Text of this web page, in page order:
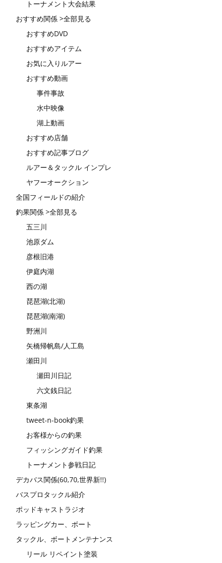
トーナメント大会結果
おすすめ関係 >全部見る
おすすめDVD
おすすめアイテム
お気に入りルアー
おすすめ動画
事件事故
水中映像
湖上動画
おすすめ店舗
おすすめ記事ブログ
ルアー＆タックル インプレ
ヤフーオークション
全国フィールドの紹介
釣果関係 >全部見る
五三川
池原ダム
彦根旧港
伊庭内湖
西の湖
琵琶湖(北湖)
琵琶湖(南湖)
野洲川
矢橋帰帆島/人工島
瀬田川
瀬田川日記
六文銭日記
東条湖
tweet-n-book釣果
お客様からの釣果
フィッシングガイド釣果
トーナメント参戦日記
デカバス関係(60,70,世界新!!)
バスプロタックル紹介
ポッドキャストラジオ
ラッピングカー、ボート
タックル、ボートメンテナンス
リール リペイント塗装